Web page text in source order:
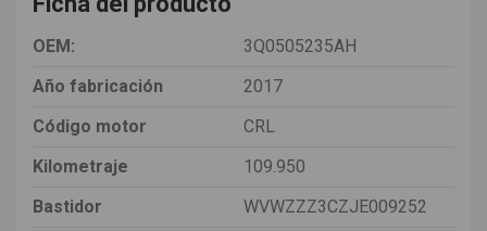
OEM:
3Q0505235AH
Año fabricación
2017
Código motor
CRL
Kilometraje
109.950
Bastidor
WVWZZZ3CZJE009252